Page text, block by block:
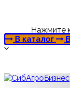
Нажмите
В каталог